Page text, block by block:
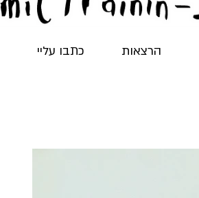
הרצאות כתבו עליי